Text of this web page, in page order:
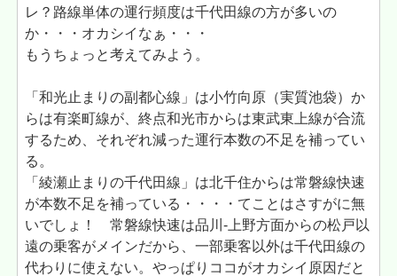
レ？路線単体の運行頻度は千代田線の方が多いの
か・・・オカシイなぁ・・・
もうちょっと考えてみよう。
「和光止まりの副都心線」は小竹向原（実質池袋）か
らは有楽町線が、終点和光市からは東武東上線が合流
するため、それぞれ減った運行本数の不足を補ってい
る。
「綾瀬止まりの千代田線」は北千住からは常磐線快速
が本数不足を補っている・・・・てことはさすがに無
いでしょ！ 常磐線快速は品川-上野方面からの松戸以
遠の乗客がメインだから、一部乗客以外は千代田線の
代わりに使えない。やっぱりココがオカシイ原因だと